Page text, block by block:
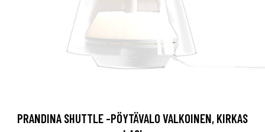
PRANDINA SHUTTLE -PÖYTÄVALO VALKOINEN, KIRKAS